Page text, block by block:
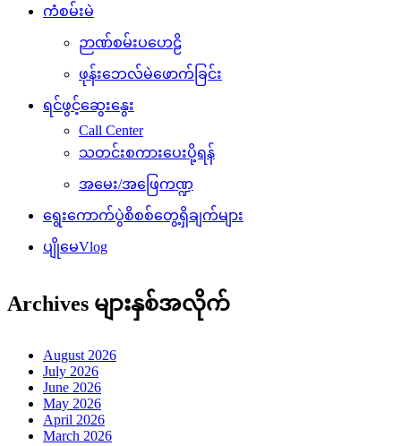
ကံစမ်းမဲ
ဉာဏ်စမ်းပဟေဠိ
ဖုန်းဘေလ်မဲဖောက်ခြင်း
ရင်ဖွင့်ဆွေးနွေး
Call Center
သတင်းစကားပေးပို့ရန်
အမေး/အဖြေကဏ္ဍ
ရွေးကောက်ပွဲစိစစ်တွေ့ရှိချက်များ
ပျိုမေVlog
Archives များနှစ်အလိုက်
August 2026
July 2026
June 2026
May 2026
April 2026
March 2026